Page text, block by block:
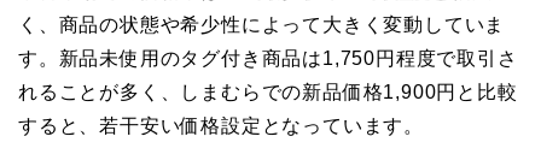
く、商品の状態や希少性によって大きく変動していま
す。新品未使用のタグ付き商品は1,750円程度で取引さ
れることが多く、しまむらでの新品価格1,900円と比較
すると、若干安い価格設定となっています。